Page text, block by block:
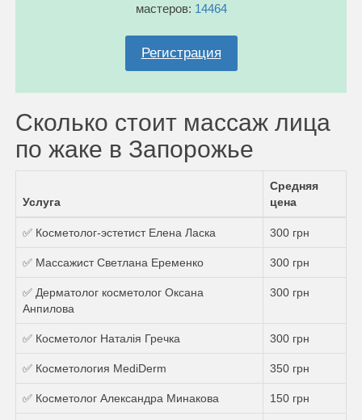
мастеров: 14464
Регистрация
Сколько стоит массаж лица
по жаке в Запорожье
Услуга
Средняя
цена
✅ Косметолог-эстетист Елена Ласка 300 грн
✅ Массажист Светлана Еременко 300 грн
✅ Дерматолог косметолог Оксана
Анпилова
300 грн
✅ Косметолог Наталія Гречка 300 грн
✅ Косметология MediDerm 350 грн
✅ Косметолог Александра Минакова 150 грн